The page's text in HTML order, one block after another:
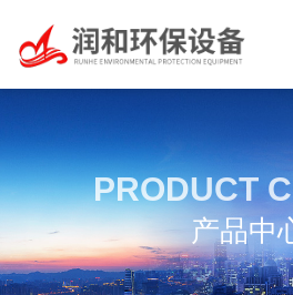
PRODUCT
产品中